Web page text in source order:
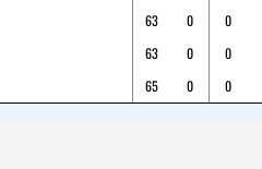
63 0
0
63 0
0
65 0 0